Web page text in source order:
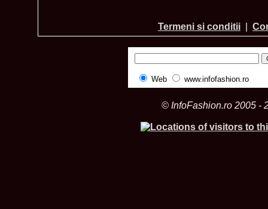
Termeni si conditii
Web www.infofashion.ro
© InfoFashion.ro 2005 -